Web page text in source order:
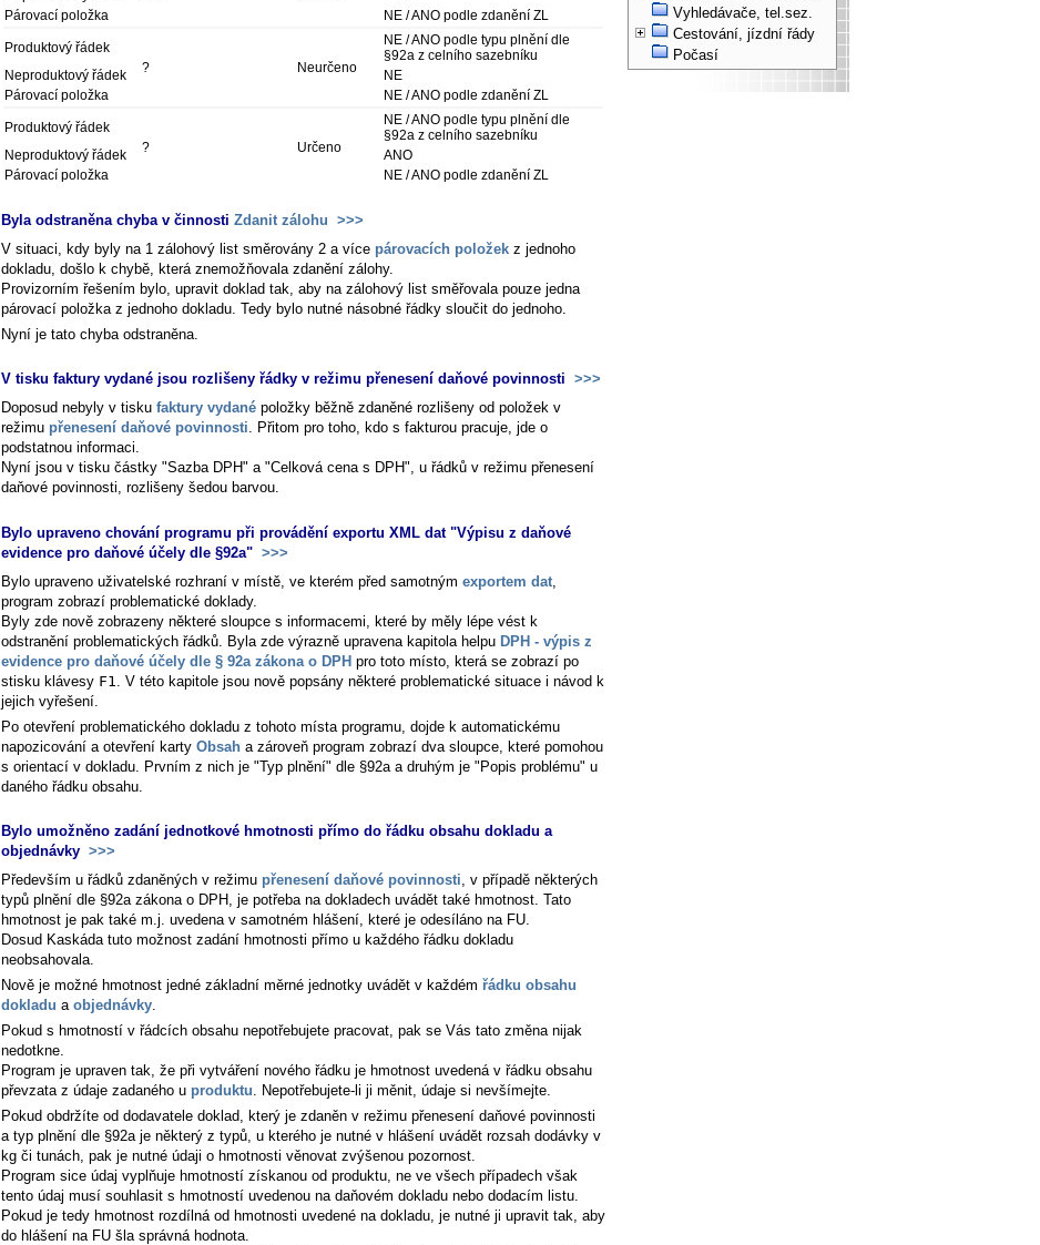
Vyhledávače, tel.sez.
Cestování, jízdní řády
Počasí
Párovací položka
NE / ANO podle zdanění ZL
Produktový řádek
?
Neurčeno
NE / ANO podle typu plnění dle
§92a z celního sazebníku
Neproduktový řádek
NE
Párovací položka
NE / ANO podle zdanění ZL
Produktový řádek
?
Určeno
NE / ANO podle typu plnění dle
§92a z celního sazebníku
Neproduktový řádek
ANO
Párovací položka
NE / ANO podle zdanění ZL
Byla odstraněna chyba v činnosti Zdanit zálohu >>>
V situaci, kdy byly na 1 zálohový list směrovány 2 a více párovacích položek z jednoho
dokladu, došlo k chybě, která znemožňovala zdanění zálohy.
Provizorním řešením bylo, upravit doklad tak, aby na zálohový list směřovala pouze jedna
párovací položka z jednoho dokladu. Tedy bylo nutné násobné řádky sloučit do jednoho.
Nyní je tato chyba odstraněna.
V tisku faktury vydané jsou rozlišeny řádky v režimu přenesení daňové povinnosti >>>
Doposud nebyly v tisku faktury vydané položky běžně zdaněné rozlišeny od položek v
režimu přenesení daňové povinnosti. Přitom pro toho, kdo s fakturou pracuje, jde o
podstatnou informaci.
Nyní jsou v tisku částky "Sazba DPH" a "Celková cena s DPH", u řádků v režimu přenesení
daňové povinnosti, rozlišeny šedou barvou.
Bylo upraveno chování programu při provádění exportu XML dat "Výpisu z daňové
evidence pro daňové účely dle §92a" >>>
Bylo upraveno uživatelské rozhraní v místě, ve kterém před samotným exportem dat
program zobrazí problematické doklady.
Byly zde nově zobrazeny některé sloupce s informacemi, které by měly lépe vést k
odstranění problematických řádků. Byla zde výrazně upravena kapitola helpu DPH - výpis z
evidence pro daňové účely dle § 92a zákona o DPH pro toto místo, která se zobrazí po
stisku klávesy F1
. V této kapitole jsou nově popsány některé problematické situace i návod k
jejich vyřešení.
Po otevření problematického dokladu z tohoto místa programu, dojde k automatickému
napozicování a otevření karty Obsah a zároveň program zobrazí dva sloupce, které pomohou
s orientací v dokladu. Prvním z nich je "Typ plnění" dle §92a a druhým je "Popis problému" u
daného řádku obsahu.
Bylo umožněno zadání jednotkové hmotnosti přímo do řádku obsahu dokladu a
objednávky >>>
Především u řádků zdaněných v režimu přenesení daňové povinnosti , v případě některých
typů plnění dle §92a zákona o DPH, je potřeba na dokladech uvádět také hmotnost. Tato
hmotnost je pak také m.j. uvedena v samotném hlášení, které je odesíláno na FU.
Dosud Kaskáda tuto možnost zadání hmotnosti přímo u každého řádku dokladu
neobsahovala.
Nově je možné hmotnost jedné základní měrné jednotky uvádět v každém řádku obsahu
dokladu a objednávky
Pokud s hmotností v řádcích obsahu nepotřebujete pracovat, pak se Vás tato změna nijak
nedotkne.
Program je upraven tak, že při vytváření nového řádku je hmotnost uvedená v řádku obsahu
převzata z údaje zadaného u produktu . Nepotřebujete-li ji měnit, údaje si nevšímejte.
Pokud obdržíte od dodavatele doklad, který je zdaněn v režimu přenesení daňové povinnosti
a typ plnění dle §92a je některý z typů, u kterého je nutné v hlášení uvádět rozsah dodávky v
kg či tunách, pak je nutné údaji o hmotnosti věnovat zvýšenou pozornost.
Program sice údaj vyplňuje hmotností získanou od produktu, ne ve všech případech však
tento údaj musí souhlasit s hmotností uvedenou na daňovém dokladu nebo dodacím listu.
Pokud je tedy hmotnost rozdílná od hmotnosti uvedené na dokladu, je nutné ji upravit tak, aby
do hlášení na FU šla správná hodnota.